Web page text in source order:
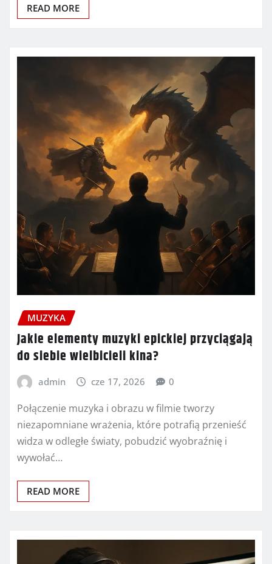
READ MORE
MUZYKA
Jakie elementy muzyki epickiej przyciągają
do siebie wielbicieli kina?
admin cze 17, 2026 0
Połączenie muzyka i obrazu w filmie tworzy
niezapomniane wrażenia, które potrafią przenieść
widza w odległe światy, pobudzić wyobraźnię i
wywołać…
READ MORE